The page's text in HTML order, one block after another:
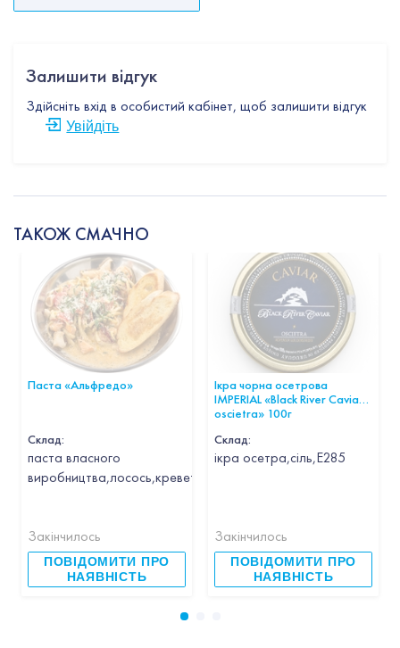
Залишити відгук
Здійсніть вхід в особистий кабінет, щоб залишити відгук
Увійдіть
ТАКОЖ СМАЧНО
Паста «Альфредо»
Склад:
паста власного
Закінчилось
ПОВІДОМИТИ ПРО
НАЯВНІСТЬ
Ікра чорна осетрова
IMPERIAL «Black River Caviar
oscietra» 100г
Склад:
ікра осетра,сіль,Е285
Закінчилось
ПОВІДОМИТИ ПРО
НАЯВНІСТЬ